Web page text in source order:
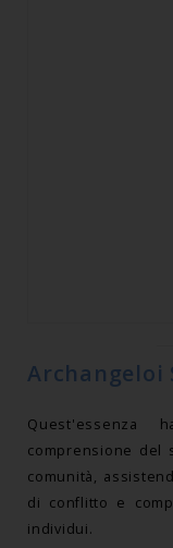
Archangeloi
comprensione del
comunità,
di conflitto e
individui.